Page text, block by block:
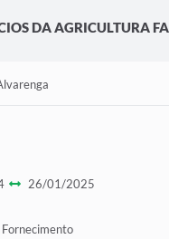
DA AGRICULTURA
26/01/2025